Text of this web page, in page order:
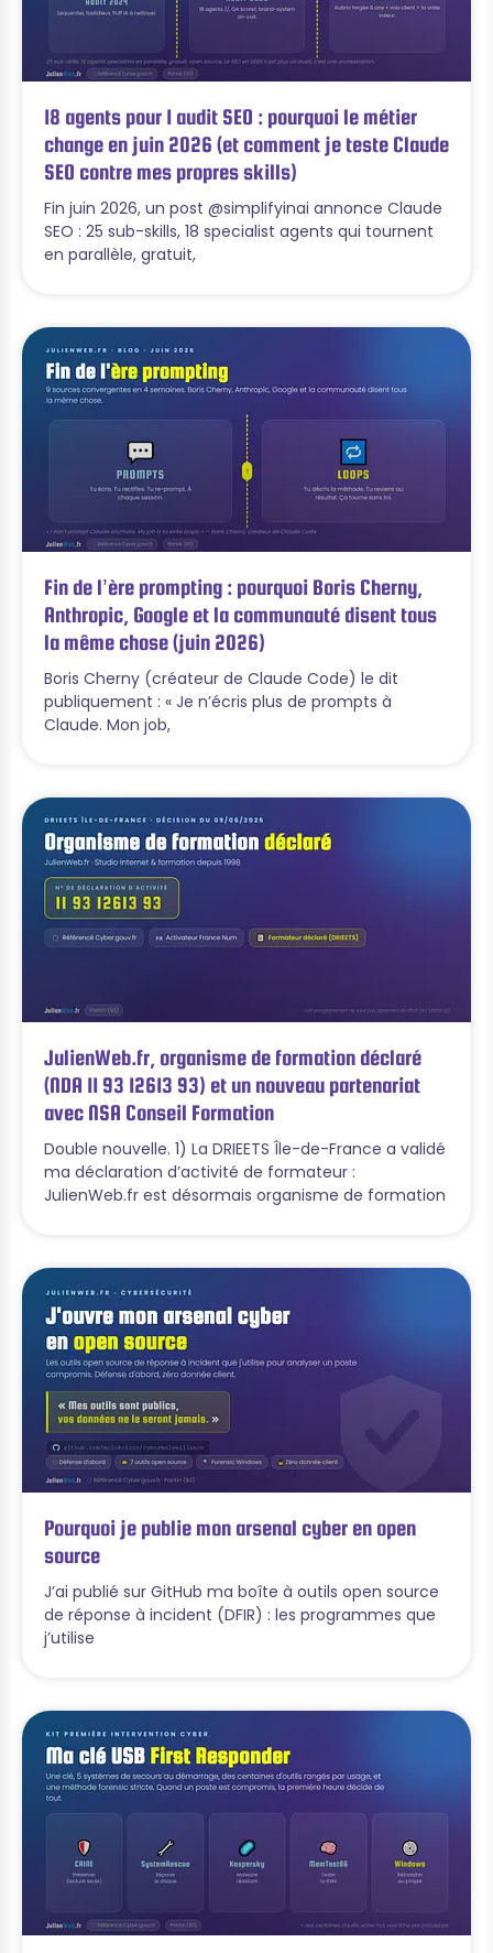
18 agents pour 1 audit SEO : pourquoi le métier
change en juin 2026 (et comment je teste Claude
SEO contre mes propres skills)
Fin juin 2026, un post @simplifyinai annonce Claude
SEO : 25 sub-skills, 18 specialist agents qui tournent
en parallèle, gratuit,
Fin de l’ère prompting : pourquoi Boris Cherny,
Anthropic, Google et la communauté disent tous
la même chose (juin 2026)
Boris Cherny (créateur de Claude Code) le dit
publiquement : « Je n’écris plus de prompts à
Claude. Mon job,
JulienWeb.fr, organisme de formation déclaré
(NDA 11 93 12613 93) et un nouveau partenariat
avec NSA Conseil Formation
Double nouvelle. 1) La DRIEETS Île-de-France a validé
ma déclaration d’activité de formateur :
JulienWeb.fr est désormais organisme de formation
Pourquoi je publie mon arsenal cyber en open
source
J’ai publié sur GitHub ma boîte à outils open source
de réponse à incident (DFIR) : les programmes que
j’utilise